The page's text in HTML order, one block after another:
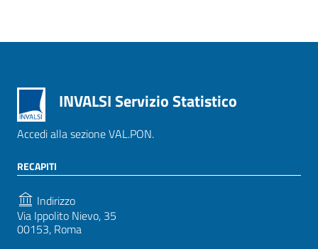
INVALSI Servizio Statistico
Accedi alla sezione VAL.PON.
RECAPITI
Indirizzo
Via Ippolito Nievo, 35
00153, Roma